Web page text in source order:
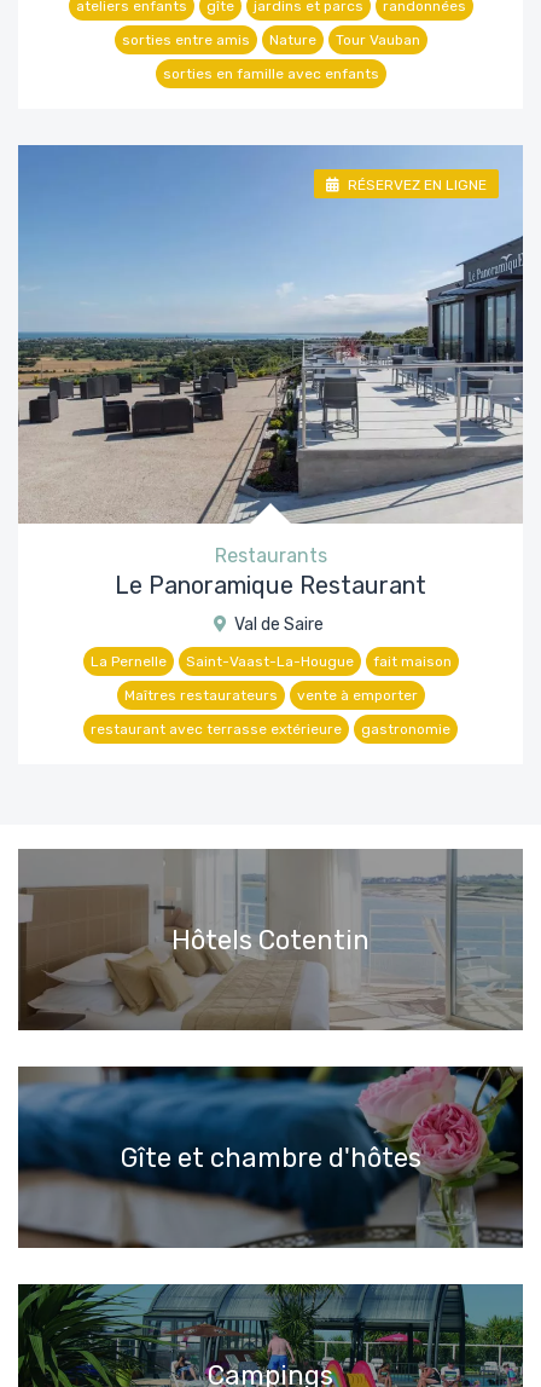
ateliers enfants gîte jardins et parcs
randonnées
sorties entre amis
Nature
Tour Vauban
sorties en famille avec enfants
RÉSERVEZ EN LIGNE
Restaurants
Le Panoramique Restaurant
Val de Saire
La Pernelle Saint-Vaast-La-Hougue
fait maison
Maîtres restaurateurs
vente à emporter
restaurant avec terrasse extérieure
gastronomie
Hôtels Cotentin
Gîte et chambre d'hôtes
Campings